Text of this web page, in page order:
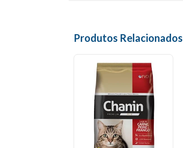
Produtos Relacionados